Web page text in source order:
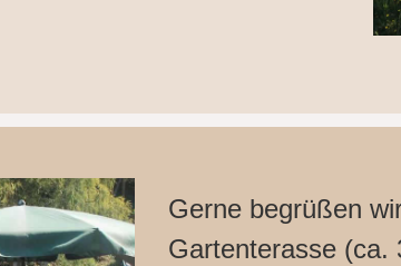
Gerne begrüßen
Gartenterasse (ca.